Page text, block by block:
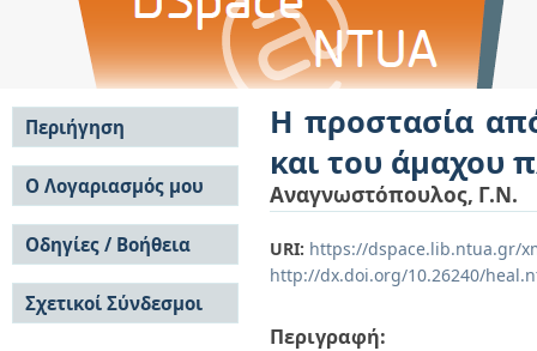
Η προστασία
και του άμαχου
Αναγνωστόπουλος, Γ.Ν.
URI: https://dspace.lib.ntua.gr/
http://dx.doi.org/10.26240/
Περιγραφή:
Περιήγηση
Σε όλο το DSpace
Κοινότητες & Συλλογές
Ανά Ημερομηνία
Έκδοσης
Συγγραφείς
Τίτλοι
Θέματα
Ο Λογαριασμός μου
Σύνδεση
Εγγραφή
Οδηγίες / Βοήθεια
Οδηγίες Υποβολής
Οδηγίες Χρήσης ΙΑ
Συχνές Ερωτήσεις
Σχετικοί Σύνδεσμοι